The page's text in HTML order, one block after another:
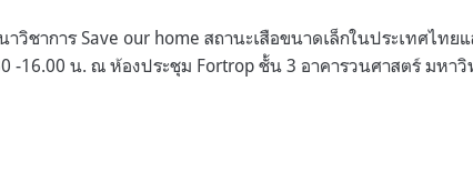
าวิชาการ Save our home สถานะเสือขนาดเล็กในประเทศไท
-16.00 น. ณ ห้องประชุม Fortrop ชั้น 3 อาคารวนศาสตร์ มหา